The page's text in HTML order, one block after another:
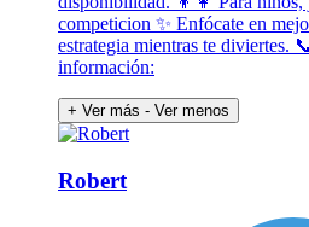
competicion ✨ Enfócate en
estrategia mientras te diviertes.
información:
+ Ver más - Ver menos
Robert